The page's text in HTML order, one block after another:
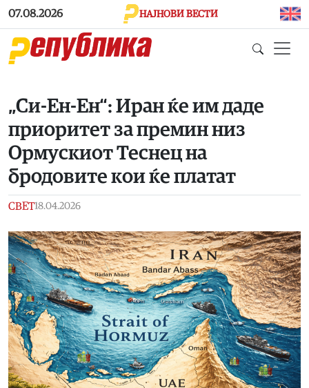
Skip to main content
07.08.2026 НАЈНОВИ ВЕСТИ
„Cи-Ен-Ен“: Иран ќе им даде
приоритет за премин низ
Ормускиот Теснец на
бродовите кои ќе платат
СВЕТ18.04.2026